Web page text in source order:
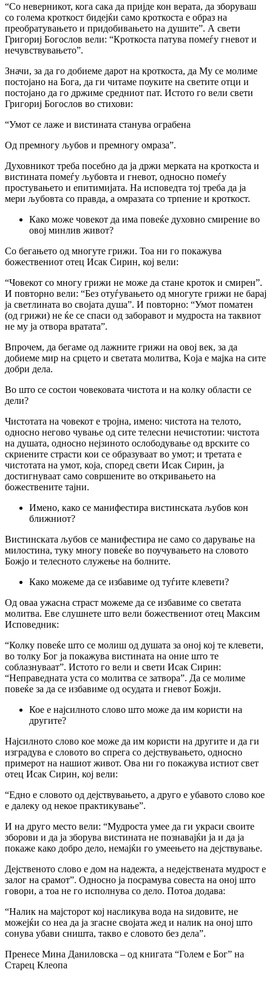
“Со неверникот, кога сака да пријде кон верата, да зборуваш
co голема кроткост бидејќи само кроткоста е образ на
преобратувањето и придобивањето на душите”. А свети
Григориј Богослов вели: “Кроткоста патува помеѓу гневот и
нечувствувањето”.
Значи, за да го добиеме дарот на кроткоста, да My се молиме
постојано на Бога, да ги читаме поуките на светите отци и
постојано да го држиме средниот пат. Истото го вели свети
Григориј Богослов во стихови:
“Умот се лаже и вистината станува ограбена
Од премногу љубов и премногу омраза”.
Духовникот треба посебно да jа држи мерката на кроткоста и
вистината помеѓу љубовта и гневот, односно помеѓу
простувањето и епитимијата. На исповедта тој треба да ја
мери љубовта co правда, a омразата co трпение и кроткост.
Како може човекот да има повеќе духовно смирение во
овој минлив живот?
Co бегањето од многуте грижи. Тоа ни го покажува
божествениот отец Исак Сирин, кој вели:
“Човекот co многу грижи не може да стане кроток и смирен”.
И повторно вели: “Без отуѓувањето од многуте грижи не барај
ја светлината во својата душа”. И повторно: “Умот поматен
(од грижи) не ќе се спаси од заборавот и мудроста на таквиот
не му ја отвора вратата”.
Впрочем, да бегаме од лажните грижи на овој век, за да
добиеме мир на срцето и светата молитва, Koja e мајка на сите
добри дела.
Bo што се состои човековата чистота и на колку области се
дели?
Чистотата на човекот е тројна, имено: чистота на телото,
односно негово чување од сите телесни нечистотии: чистота
на душата, односно нејзиното ослободување од врските co
скриените страсти кои се образуваат во умот; и третата е
чистотата на умот, која, според свети Исак Сирин, ja
достигнуваат само совршените во откривањето на
божествените тајни.
Имено, како се манифестира вистинската љубов кон
ближниот?
Вистинската љубов се манифестира не само co дарување на
милостина, туку многу повеќе во поучувањето на словото
Божјо и телесното служење на болните.
Како можеме да се избавиме од туѓите клевети?
Од оваа ужасна страст можеме да се избавиме co светата
молитва. Еве слушнете што вели божествениот отец Максим
Исповедник:
“Колку повеќе што се молиш од душата за оној кој те клевети,
во толку Бог ја покажува вистината на оние што те
соблазнуваат”. Истото го вели и свети Исак Сирин:
“Неправедната уста co молитва се затвора”. Да се молиме
повеќе за да се избавиме од осудата и гневот Божји.
Кое е најсилното слово што може да им користи на
другите?
Најсилното слово кое може да им користи на другите и да ги
изградува е словото во спрега co дејствувањето, односно
примерот на нашиот живот. Ова ни го покажува истиот свет
отец Исак Сирин, кој вели:
“Едно е словото од дејствувањето, а друго е убавото слово кое
е далеку од некое практикување”.
И на друго место вели: “Мудроста умее да ги украси своите
зборови и да ја зборува вистината не познавајќи ја и да ја
покаже како добро дело, немајќи го умеењето на дејствување.
Дејственото слово е дом на надежта, а недејствената мудрост е
залог на срамот”. Односно ја посрамува совеста на оној што
говори, а тоа не го исполнува co дело. Потоа додава:
“Налик на мајсторот кој насликува вода на ѕидовите, не
можејќи co неа да ја згасне својата жед и налик на оној што
сонува убави сништа, такво е словото без дела”.
Пренесе Мина Даниловска – од книгата “Голем е Бог” на
Старец Клеопа